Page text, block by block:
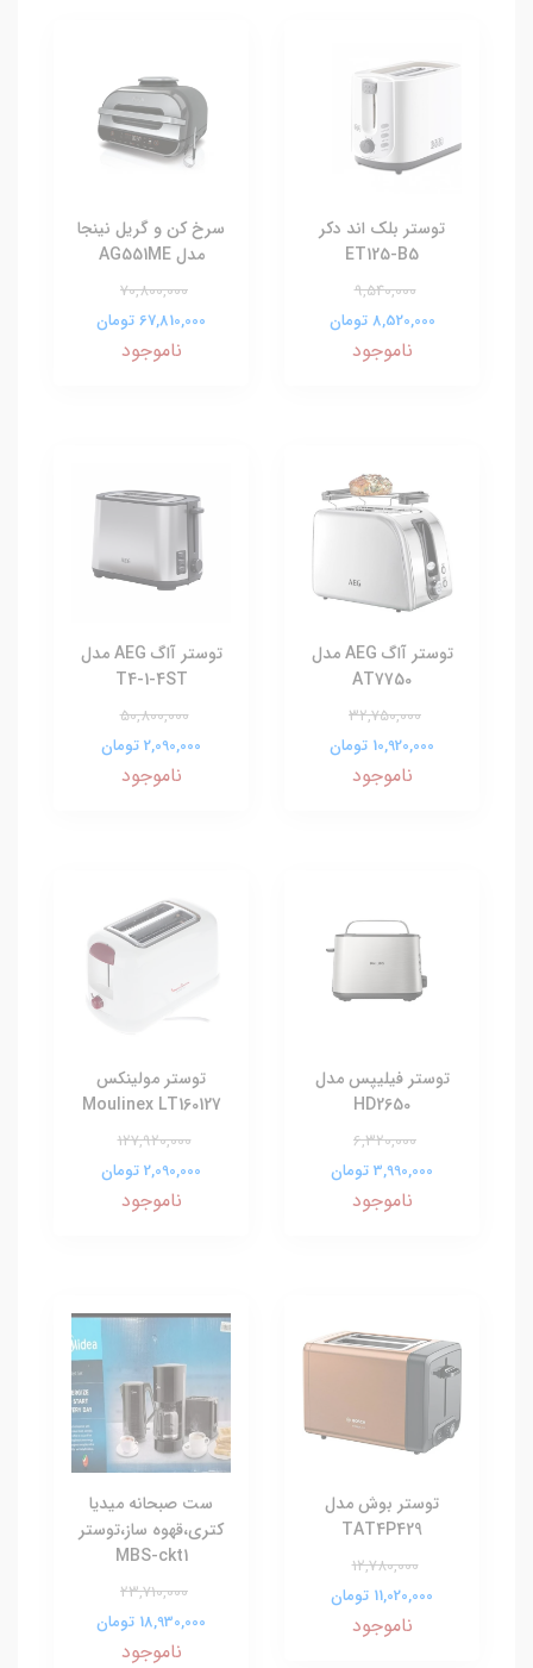
توستر بلک اند دکر
ET125-B5
9,540,000
8,520,000 تومان
ناموجود
سرخ کن و گریل نینجا
مدل AG551ME
70,800,000
67,810,000 تومان
ناموجود
توستر آاگ AEG مدل
AT7750
32,750,000
10,920,000 تومان
ناموجود
توستر آاگ AEG مدل
T4-1-4ST
50,800,000
2,090,000 تومان
ناموجود
توستر فیلیپس مدل
HD2650
6,320,000
3,990,000 تومان
ناموجود
توستر مولینکس
Moulinex LT160127
127,920,000
2,090,000 تومان
ناموجود
توستر بوش مدل
TAT4P429
12,780,000
11,020,000 تومان
ناموجود
ست صبحانه میدیا
کتری،قهوه ساز،توستر
MBS-ckt1
23,710,000
18,930,000 تومان
ناموجود